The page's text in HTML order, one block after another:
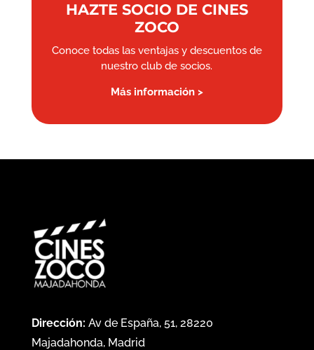
HAZTE SOCIO DE CINES
ZOCO
Conoce todas las ventajas y descuentos de
nuestro club de socios.
Más información >
Dirección: Av de España, 51, 28220
Majadahonda, Madrid